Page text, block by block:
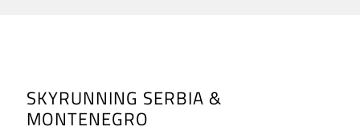
SKYRUNNING SERBIA &
MONTENEGRO